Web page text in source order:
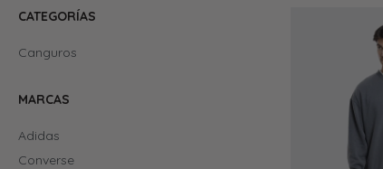
CATEGORÍAS
Canguros
MARCAS
Adidas
Converse